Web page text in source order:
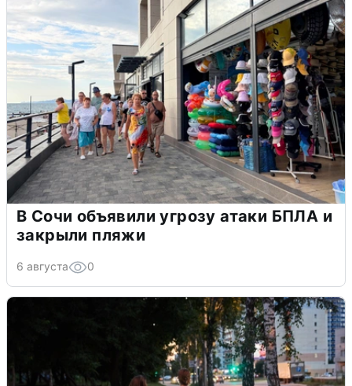
В Сочи объявили угрозу атаки БПЛА и
закрыли пляжи
6 августа 0